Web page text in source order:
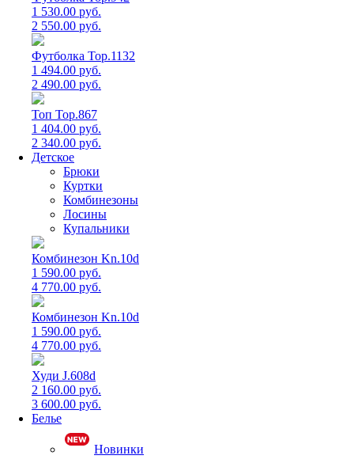
1 530.00 руб.
2 550.00 руб.
Футболка Top.1132
1 494.00 руб.
2 490.00 руб.
Топ Top.867
1 404.00 руб.
2 340.00 руб.
Детское
Брюки
Куртки
Комбинезоны
Лосины
Купальники
Комбинезон Kn.10d
1 590.00 руб.
4 770.00 руб.
Комбинезон Kn.10d
1 590.00 руб.
4 770.00 руб.
Худи J.608d
2 160.00 руб.
3 600.00 руб.
Белье
Новинки